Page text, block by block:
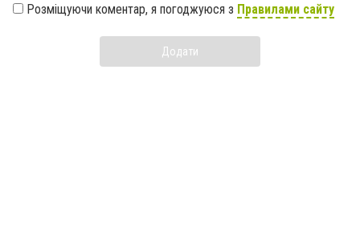
Розміщуючи коментар, я погоджуюся з Правилами сайту
Додати